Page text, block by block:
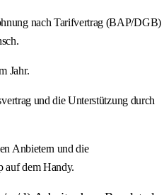
nach Tarifvertrag (BAP/DGB)
Jahr.
und die Unterstützung durch
Anbietern und die
auf dem Handy.